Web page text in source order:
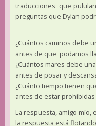
traducciones que
preguntas que Dylan
¿Cuántos caminos debe
antes de que podamos
¿Cuántos mares debe
antes de posar y
¿Cuánto tiempo tienen
antes de estar
La respuesta, amigo
la respuesta está